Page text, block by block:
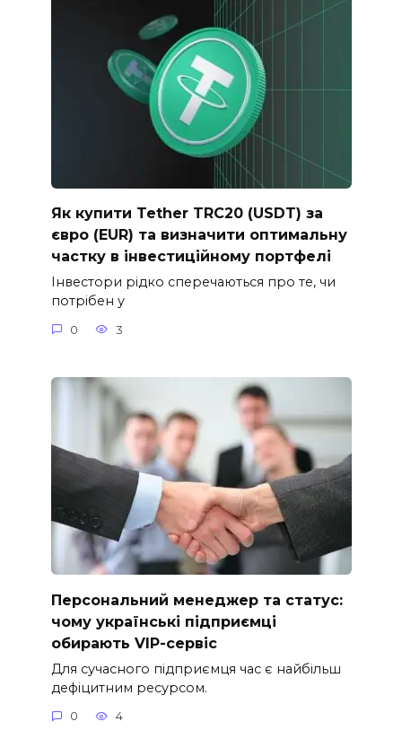
Як купити Tether TRC20 (USDT) за
євро (EUR) та визначити оптимальну
частку в інвестиційному портфелі
Інвестори рідко сперечаються про те, чи
потрібен у
0 3
Персональний менеджер та статус:
чому українські підприємці
обирають VIP-сервіс
Для сучасного підприємця час є найбільш
дефіцитним ресурсом.
0 4